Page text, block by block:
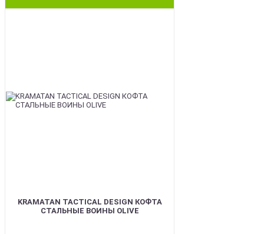
KRAMATAN TACTICAL DESIGN КОФТА
СТАЛЬНЫЕ ВОИНЫ OLIVE